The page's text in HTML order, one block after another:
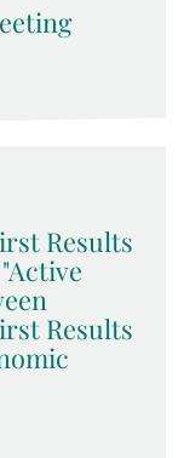
Results
Results